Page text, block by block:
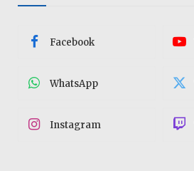
Facebook
WhatsApp
Instagram